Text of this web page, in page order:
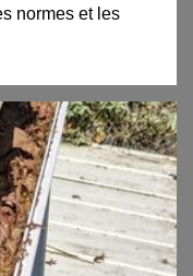
normes et les